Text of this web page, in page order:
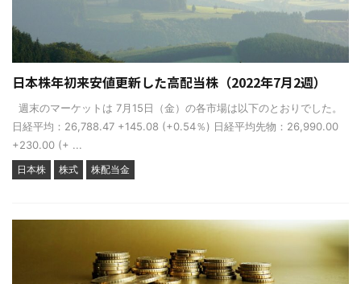
日本株年初来安値更新した高配当株（2022年7月2週）
週末のマーケットは 7月15日（金）の各市場は以下のとおりでした。
日経平均：26,788.47 +145.08 (+0.54％) 日経平均先物：26,990.00
+230.00 (+ ...
日本株 株式 株配当金